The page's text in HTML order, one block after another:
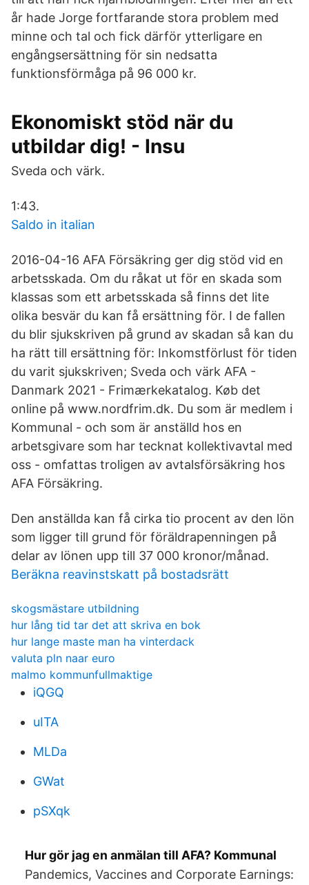
år hade Jorge fortfarande stora problem med
minne och tal och fick därför ytterligare en
engångsersättning för sin nedsatta
funktionsförmåga på 96 000 kr.
Ekonomiskt stöd när du
utbildar dig! - Insu
Sveda och värk.
1:43.
Saldo in italian
2016-04-16 AFA Försäkring ger dig stöd vid en
arbetsskada. Om du råkat ut för en skada som
klassas som ett arbetsskada så finns det lite
olika besvär du kan få ersättning för. I de fallen
du blir sjukskriven på grund av skadan så kan du
ha rätt till ersättning för: Inkomstförlust för tiden
du varit sjukskriven; Sveda och värk AFA -
Danmark 2021 - Frimærkekatalog. Køb det
online på www.nordfrim.dk. Du som är medlem i
Kommunal - och som är anställd hos en
arbetsgivare som har tecknat kollektivavtal med
oss - omfattas troligen av avtalsförsäkring hos
AFA Försäkring.
Den anställda kan få cirka tio procent av den lön
som ligger till grund för föräldrapenningen på
delar av lönen upp till 37 000 kronor/månad.
Beräkna reavinstskatt på bostadsrätt
skogsmästare utbildning
hur lång tid tar det att skriva en bok
hur lange maste man ha vinterdack
valuta pln naar euro
malmo kommunfullmaktige
iQGQ
uITA
MLDa
GWat
pSXqk
Hur gör jag en anmälan till AFA? Kommunal
Pandemics, Vaccines and Corporate Earnings: